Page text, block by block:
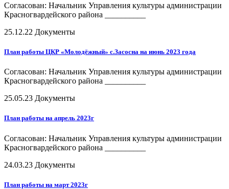
Согласован: Начальник Управления культуры администрации
Красногвардейского района __________
25.12.22 Документы
План работы ЦКР «Молодёжный» с.Засосна на июнь 2023 года
Согласован: Начальник Управления культуры администрации
Красногвардейского района __________
25.05.23 Документы
План работы на апрель 2023г
Согласован: Начальник Управления культуры администрации
Красногвардейского района __________
24.03.23 Документы
План работы на март 2023г